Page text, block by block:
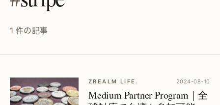
1 件の記事
ZREALM LIFE. 2024-08-10
Medium Partner Program｜全